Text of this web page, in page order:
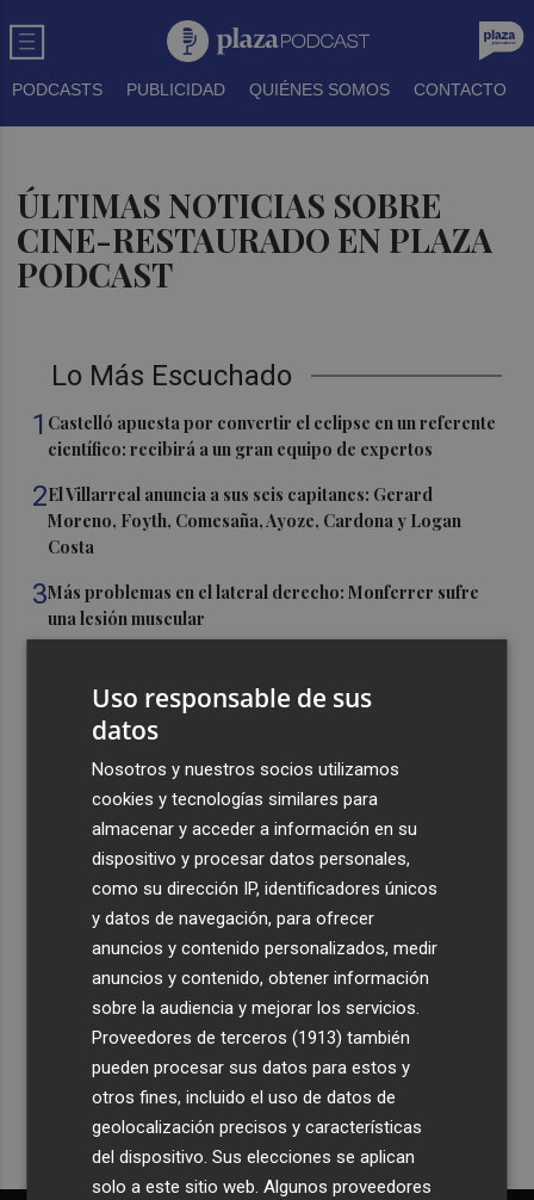
PODCASTS PUBLICIDAD QUIÉNES SOMOS CONTACTO
ÚLTIMAS NOTICIAS SOBRE
CINE-RESTAURADO EN PLAZA
PODCAST
Lo Más Escuchado
1 Castelló apuesta por convertir el eclipse en un referente
científico: recibirá a un gran equipo de expertos
2El Villarreal anuncia a sus seis capitanes: Gerard
Moreno, Foyth, Comesaña, Ayoze, Cardona y Logan
Costa
3Más problemas en el lateral derecho: Monferrer sufre
una lesión muscular
urbano y a un hotel de cuatro estrellas en La Manga con
324 habitaciones
Estos son los estrenos que abren la cartelera en agosto:
de la comedia 'El último mono' a una nueva entrega de
'La Patrulla Canina'
Recibe toda la actualidad de
Plaza Podcast en tu correo
Quiero suscribirme
Uso responsable de sus
datos
Nosotros y nuestros socios utilizamos
cookies y tecnologías similares para
almacenar y acceder a información en su
dispositivo y procesar datos personales,
como su dirección IP, identificadores únicos
y datos de navegación, para ofrecer
anuncios y contenido personalizados, medir
anuncios y contenido, obtener información
sobre la audiencia y mejorar los servicios.
Proveedores de terceros (1913) también
pueden procesar sus datos para estos y
otros fines, incluido el uso de datos de
geolocalización precisos y características
del dispositivo. Sus elecciones se aplican
solo a este sitio web. Algunos proveedores